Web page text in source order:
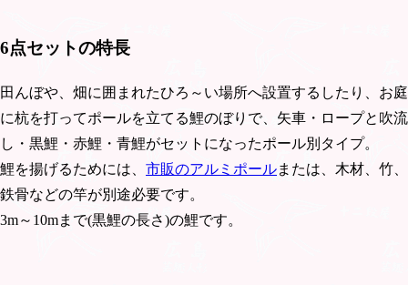
6点セットの特長
田んぼや、畑に囲まれたひろ～い場所へ設置するしたり、お庭
に杭を打ってポールを立てる鯉のぼりで、矢車・ロープと吹流
し・黒鯉・赤鯉・青鯉がセットになったポール別タイプ。
鯉を揚げるためには、 市販のアルミポールまたは、木材、竹、
鉄骨などの竿が別途必要です。
3m～10mまで(黒鯉の長さ)の鯉です。